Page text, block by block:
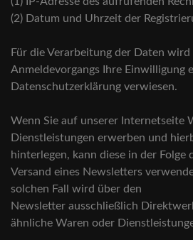
(2) Datum und Uhrzeit der
Für die Verarbeitung der Daten wird
Anmeldevorgangs Ihre Einwilligung
Datenschutzerklärung verwiesen.
Wenn Sie auf unserer Internetseite
Dienstleistungen erwerben und
hinterlegen, kann diese in der Folge
Versand eines Newsletters
solchen Fall wird über den
Newsletter ausschließlich
ähnliche Waren oder